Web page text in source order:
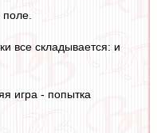
все складывается: и
игра - попытка